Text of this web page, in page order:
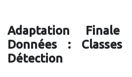
Adaptation
Données :
Détection